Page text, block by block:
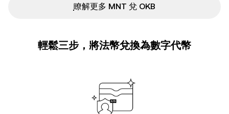
ִִִִִִִִִִִִִִִִִִִִִִִִִִִִִִִִִִִִִִִִִִִִִִִ瞭解更多 MNT 兌 OKB
輕鬆三步，將法幣兌換為數字代幣